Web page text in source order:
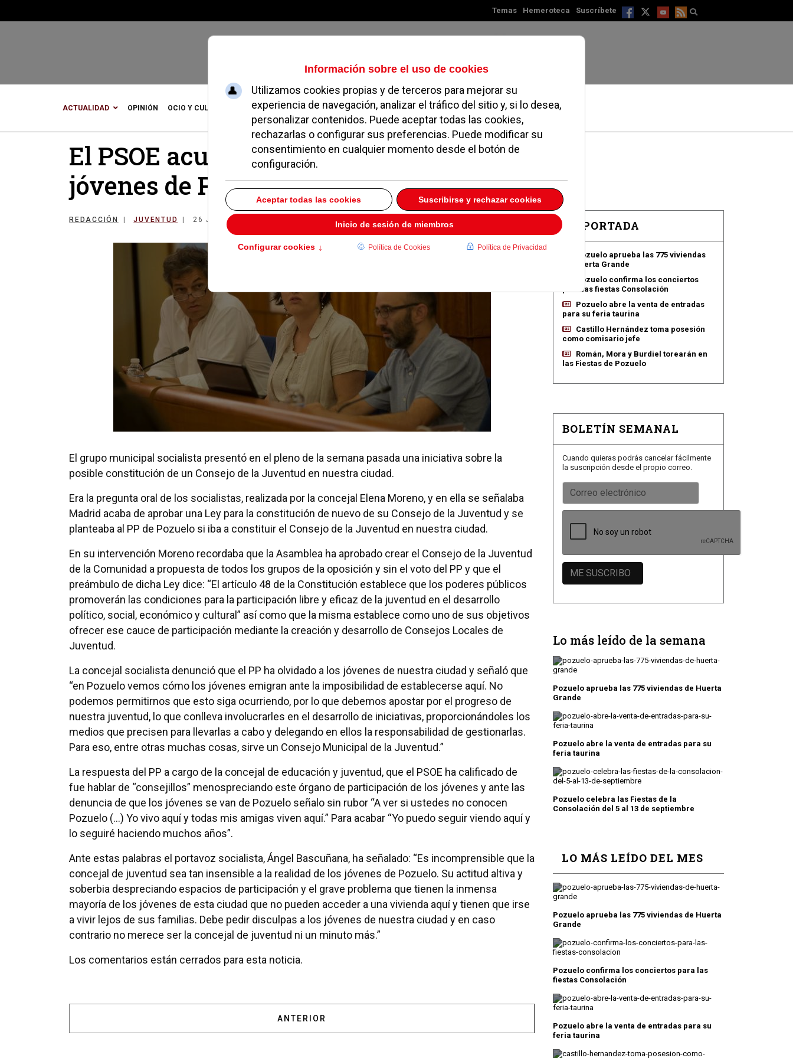
Temas Hemeroteca Suscríbete
Jueves, 06 de agosto de 2026
ACTUALIDAD OPINIÓN OCIO Y CULTURA DEPORTES MADRID NOROESTE SOCIEDAD MAGAZINE SERVICIOS
El PSOE acusa al PP de olvidar a los
jóvenes de Pozuelo
REDACCIÓN JUVENTUD 26 JULIO 2017
El grupo municipal socialista presentó en el pleno de la semana pasada una iniciativa sobre la
posible constitución de un Consejo de la Juventud en nuestra ciudad.
Era la pregunta oral de los socialistas, realizada por la concejal Elena Moreno, y en ella se señalaba
Madrid acaba de aprobar una Ley para la constitución de nuevo de su Consejo de la Juventud y se
planteaba al PP de Pozuelo si iba a constituir el Consejo de la Juventud en nuestra ciudad.
En su intervención Moreno recordaba que la Asamblea ha aprobado crear el Consejo de la Juventud
de la Comunidad a propuesta de todos los grupos de la oposición y sin el voto del PP y que el
preámbulo de dicha Ley dice: “El artículo 48 de la Constitución establece que los poderes públicos
promoverán las condiciones para la participación libre y eficaz de la juventud en el desarrollo
político, social, económico y cultural” así como que la misma establece como uno de sus objetivos
ofrecer ese cauce de participación mediante la creación y desarrollo de Consejos Locales de
Juventud.
La concejal socialista denunció que el PP ha olvidado a los jóvenes de nuestra ciudad y señaló que
“en Pozuelo vemos cómo los jóvenes emigran ante la imposibilidad de establecerse aquí. No
podemos permitirnos que esto siga ocurriendo, por lo que debemos apostar por el progreso de
nuestra juventud, lo que conlleva involucrarles en el desarrollo de iniciativas, proporcionándoles los
medios que precisen para llevarlas a cabo y delegando en ellos la responsabilidad de gestionarlas.
Para eso, entre otras muchas cosas, sirve un Consejo Municipal de la Juventud.”
La respuesta del PP a cargo de la concejal de educación y juventud, que el PSOE ha calificado de
fue hablar de “consejillos” menospreciando este órgano de participación de los jóvenes y ante las
denuncia de que los jóvenes se van de Pozuelo señalo sin rubor “A ver si ustedes no conocen
Pozuelo (...) Yo vivo aquí y todas mis amigas viven aquí.” Para acabar “Yo puedo seguir viendo aquí y
lo seguiré haciendo muchos años”.
Ante estas palabras el portavoz socialista, Ángel Bascuñana, ha señalado: “Es incomprensible que la
concejal de juventud sea tan insensible a la realidad de los jóvenes de Pozuelo. Su actitud altiva y
soberbia despreciando espacios de participación y el grave problema que tienen la inmensa
mayoría de los jóvenes de esta ciudad que no pueden acceder a una vivienda aquí y tienen que irse
a vivir lejos de sus familias. Debe pedir disculpas a los jóvenes de nuestra ciudad y en caso
contrario no merece ser la concejal de juventud ni un minuto más.”
Los comentarios están cerrados para esta noticia.
ARTÍCULO ANTERIOR: NUEVA OFERTA DE ACTIVIDADES, CURSOS Y TALLERES PARA LOS JÓVENES DE
ANTERIOR
EN PORTADA
Pozuelo aprueba las 775 viviendas
de Huerta Grande
Pozuelo confirma los conciertos
para las fiestas Consolación
Pozuelo abre la venta de entradas
para su feria taurina
Castillo Hernández toma posesión
como comisario jefe
Román, Mora y Burdiel torearán en
las Fiestas de Pozuelo
BOLETÍN SEMANAL
Cuando quieras podrás cancelar fácilmente
la suscripción desde el propio correo.
Lo más leído de la semana
Pozuelo aprueba las 775 viviendas de Huerta
Grande
Pozuelo abre la venta de entradas para su
feria taurina
Pozuelo celebra las Fiestas de la
Consolación del 5 al 13 de septiembre
LO MÁS LEÍDO DEL MES
Pozuelo aprueba las 775 viviendas de Huerta
Grande
Pozuelo confirma los conciertos para las
fiestas Consolación
Pozuelo abre la venta de entradas para su
feria taurina